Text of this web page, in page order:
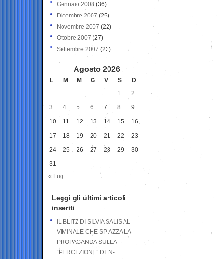
Gennaio 2008 (36)
Dicembre 2007 (25)
Novembre 2007 (22)
Ottobre 2007 (27)
Settembre 2007 (23)
Agosto 2026
L M M G V S
D
1
2
3 4 5 6 7 8 9
10 11 12 13 14 15 16
17 18 19 20 21 22 23
24 25 26 27 28 29 30
31
« Lug
Leggi gli ultimi articoli
inseriti
IL BLITZ DI SILVIA SALIS AL
VIMINALE CHE SPIAZZA LA
PROPAGANDA SULLA
“PERCEZIONE” DI IN-